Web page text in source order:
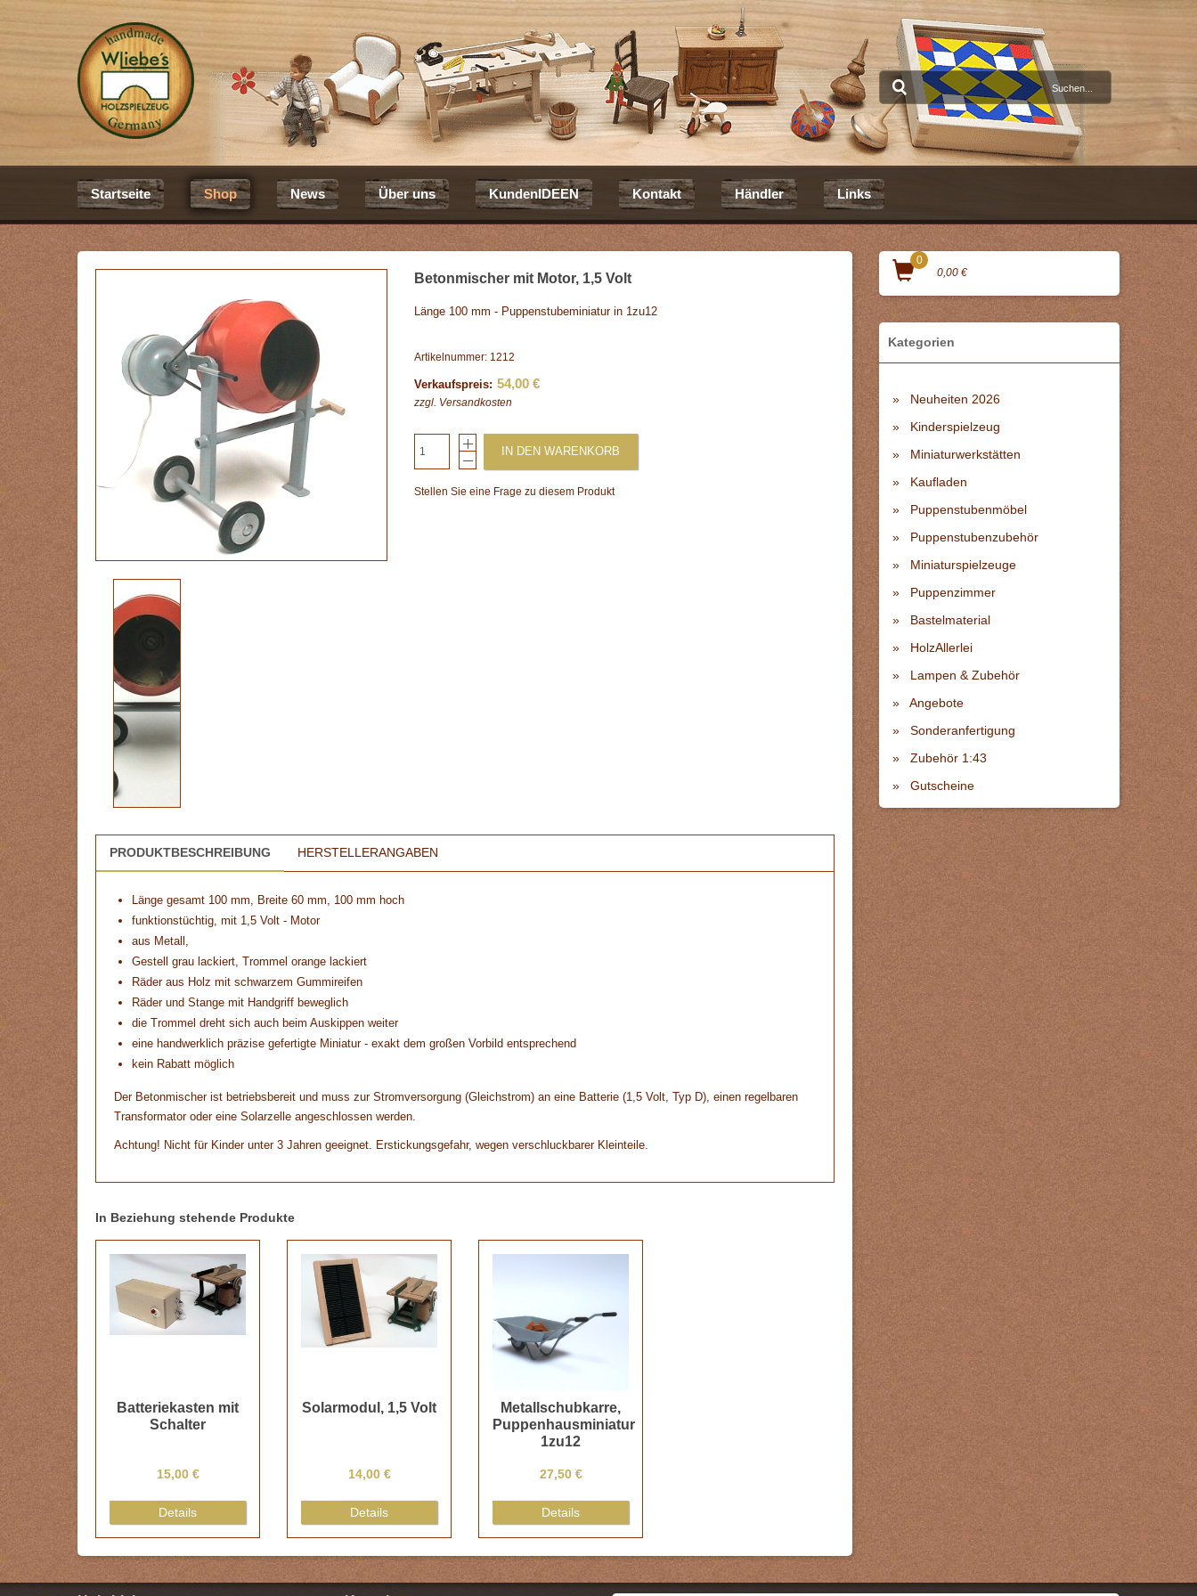
Startseite Shop News Über uns KundenIDEEN Kontakt Händler Links
Betonmischer mit Motor, 1,5 Volt
Länge 100 mm - Puppenstubeminiatur in 1zu12
Artikelnummer: 1212
Verkaufspreis: 54,00 €
zzgl. Versandkosten
IN DEN WARENKORB
Stellen Sie eine Frage zu diesem Produkt
PRODUKTBESCHREIBUNG HERSTELLERANGABEN
Länge gesamt 100 mm, Breite 60 mm, 100 mm hoch
funktionstüchtig, mit 1,5 Volt - Motor
aus Metall,
Gestell grau lackiert, Trommel orange lackiert
Räder aus Holz mit schwarzem Gummireifen
Räder und Stange mit Handgriff beweglich
die Trommel dreht sich auch beim Auskippen weiter
eine handwerklich präzise gefertigte Miniatur - exakt dem großen Vorbild entsprechend
kein Rabatt möglich
Der Betonmischer ist betriebsbereit und muss zur Stromversorgung (Gleichstrom) an eine Batterie (1,5 Volt, Typ D), einen regelbaren
Transformator oder eine Solarzelle angeschlossen werden.
Achtung! Nicht für Kinder unter 3 Jahren geeignet. Erstickungsgefahr, wegen verschluckbarer Kleinteile.
In Beziehung stehende Produkte
Batteriekasten mit
Schalter
15,00 €
Details
Solarmodul, 1,5 Volt
14,00 €
Details
Metallschubkarre,
Puppenhausminiatur
1zu12
27,50 €
Details
0
0,00 €
Kategorien
Neuheiten 2026
Kinderspielzeug
Miniaturwerkstätten
Kaufladen
Puppenstubenmöbel
Puppenstubenzubehör
Miniaturspielzeuge
Puppenzimmer
Bastelmaterial
HolzAllerlei
Lampen & Zubehör
Angebote
Sonderanfertigung
Zubehör 1:43
Gutscheine